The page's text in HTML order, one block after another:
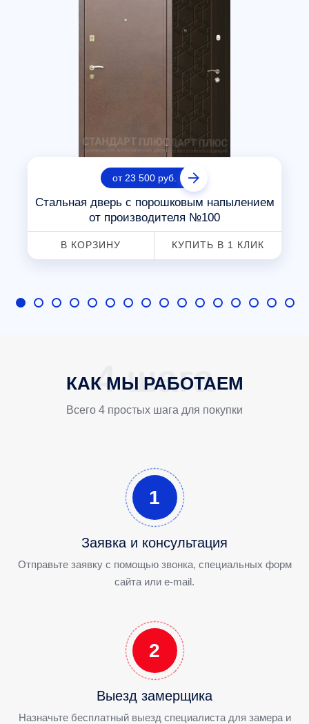
от 23 500 руб.
Стальная дверь с порошковым напылением
от производителя №100
В КОРЗИНУ КУПИТЬ В 1 КЛИК
КАК МЫ РАБОТАЕМ
Всего 4 простых шага для покупки
1
Заявка и консультация
Отправьте заявку с помощью звонка, специальных форм
сайта или e-mail.
2
Выезд замерщика
Назначьте бесплатный выезд специалиста для замера и